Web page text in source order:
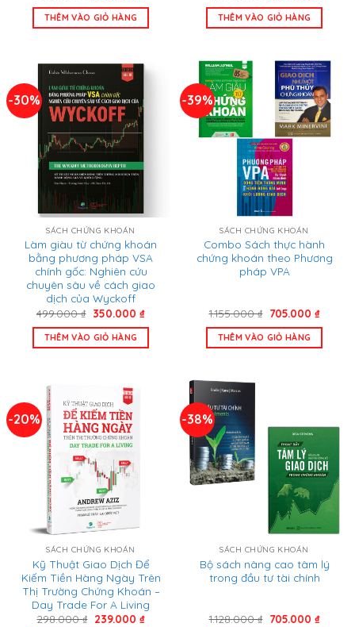
là:
299.000 ₫.
tại
THÊM VÀO GIỎ HÀNG là:
1.199.000 ₫.
tại
THÊM VÀO GIỎ HÀNG
-30%
SÁCH CHỨNG KHOÁN
Làm giàu từ chứng khoán
bằng phương pháp VSA
chính gốc: Nghiên cứu
chuyên sâu về cách giao
dịch của Wyckoff
499.000₫ Giá
là:
499.000 ₫.
350.000 ₫Giá
tại
THÊM VÀO GIỎ HÀNG
-39%
SÁCH CHỨNG KHOÁN
Combo Sách thực hành
chứng khoán theo Phương
pháp VPA
1.155.000₫ Giá
là:
1.155.000 ₫.
705.000 ₫Giá
tại
THÊM VÀO GIỎ HÀNG
-20%
SÁCH CHỨNG KHOÁN
Kỹ Thuật Giao Dịch Để
Kiếm Tiền Hàng Ngày Trên
Thị Trường Chứng Khoán –
Day Trade For A Living
298.000₫ Giá
239.000 ₫Giá
-38%
SÁCH CHỨNG KHOÁN
Bộ sách nâng cao tâm lý
trong đầu tư tài chính
1.128.000₫ Giá
705.000 ₫Giá